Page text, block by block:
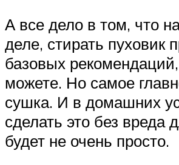
А все дело в том, что
деле, стирать пуховик
базовых
можете. Но самое
сушка. И в домашних
сделать это без вреда
будет не очень просто.